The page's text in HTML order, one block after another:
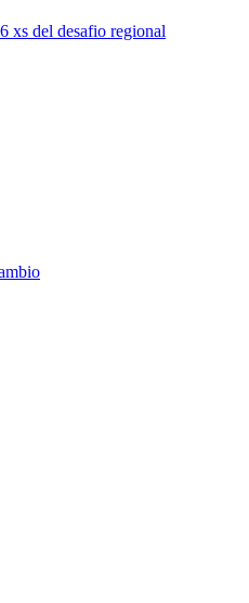
xs del desafio regional